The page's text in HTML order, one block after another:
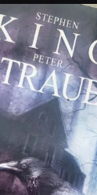
dobryhorror
Wrz 23